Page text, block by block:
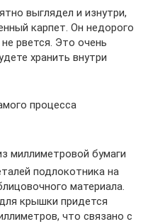
выглядел и изнутри,
карпет. Он недорого
рвется. Это очень
хранить внутри
процесса
миллиметровой бумаги
подлокотника на
материала.
крышки придется
что связано с